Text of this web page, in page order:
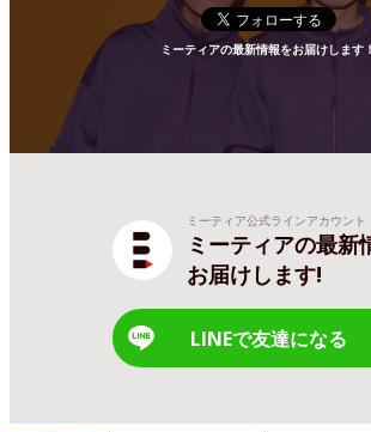
ミーティアの最新情報をお届けします！
ミーティア公式ラインアカウント
ミーティアの最新
お届けします!
LINEで友達になる